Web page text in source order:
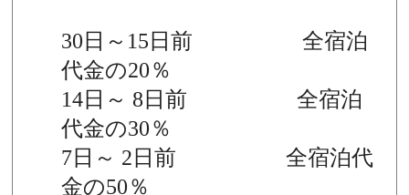
30日～15日前 全宿泊
代金の20％
14日～ 8日前 全宿泊
代金の30％
7日～ 2日前 全宿泊代
金の50％